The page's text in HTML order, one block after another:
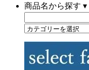
商品名から探す ▾